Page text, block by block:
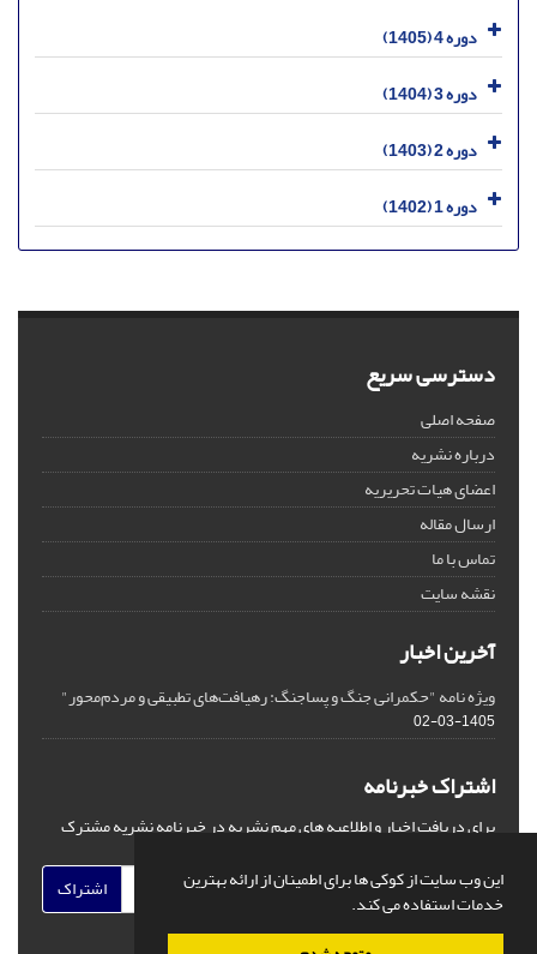
این وب سایت از کوکی ها برای اطمینان از ارائه بهترین
خدمات استفاده می کند.
دوره 4 (1405)
دوره 3 (1404)
دوره 2 (1403)
دوره 1 (1402)
دسترسی سریع
صفحه اصلی
درباره نشریه
اعضای هیات تحریریه
ارسال مقاله
تماس با ما
نقشه سایت
آخرین اخبار
ویژه نامه "حکمرانی جنگ و پساجنگ: رهیافت‌های تطبیقی و مردم‌محور"
1405-03-02
اشتراک خبرنامه
برای دریافت اخبار و اطلاعیه های مهم نشریه در خبرنامه نشریه مشترک
اشتراک